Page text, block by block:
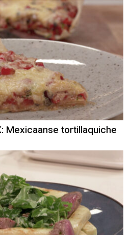
Mexicaanse tortillaquiche